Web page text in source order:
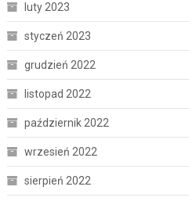
luty 2023
styczeń 2023
grudzień 2022
listopad 2022
październik 2022
wrzesień 2022
sierpień 2022